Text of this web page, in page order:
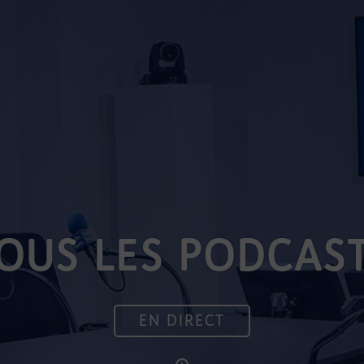
LES
EN DIRECT